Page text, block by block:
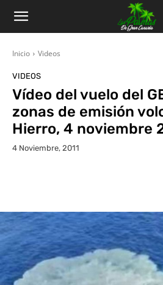
Inicio Videos
VIDEOS
Vídeo del vuelo del
zonas de emisión
Hierro, 4 noviembre
4 Noviembre, 2011